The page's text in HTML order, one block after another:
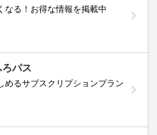
なる！お得な情報を掲載中
パス
めるサブスクリプションプラン